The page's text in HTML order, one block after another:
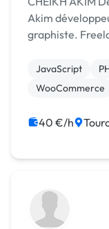
Akim
graphiste.
site, logo,
s...
JavaScript
WooCommerce
40 €/h